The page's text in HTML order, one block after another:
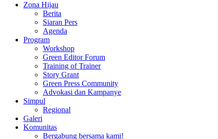
navigation
Zona Hijau
Berita
Siaran Pers
Agenda
Program
Workshop
Green Editor Forum
Training of Trainer
Story Grant
Green Press Community
Advokasi dan Kampanye
Simpul
Regional
Galeri
Komunitas
Bergabung bersama kami!